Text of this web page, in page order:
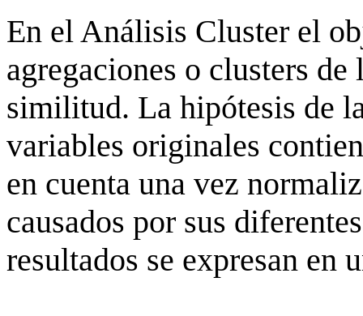
En el Análisis Cluster el
agregaciones o clusters
similitud. La hipótesis de
variables originales
en cuenta una vez
causados por sus
resultados se expresan en